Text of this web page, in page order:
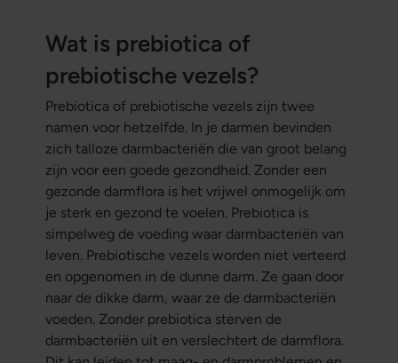
Wat is prebiotica of
prebiotische vezels?
Prebiotica of prebiotische vezels zijn twee
namen voor hetzelfde. In je darmen bevinden
zich talloze darmbacteriën die van groot belang
zijn voor een goede gezondheid. Zonder een
gezonde darmflora is het vrijwel onmogelijk om
je sterk en gezond te voelen. Prebiotica is
simpelweg de voeding waar darmbacteriën van
leven. Prebiotische vezels worden niet verteerd
en opgenomen in de dunne darm. Ze gaan door
naar de dikke darm, waar ze de darmbacteriën
voeden. Zonder prebiotica sterven de
darmbacteriën uit en verslechtert de darmflora.